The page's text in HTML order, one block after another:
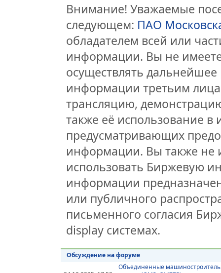
Внимание! Уважаемые
следующем: ПАО
обладателем всей или
информации. Вы не
осуществлять
информации третьим
трансляцию,
также её использование
предусматривающих
информации. Вы также не
использовать Биржевую
информации
или публичного
письменного согласия
display системах.
Обсуждение на форуме
Объединенные